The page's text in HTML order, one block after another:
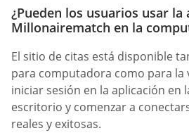
¿Pueden los usuarios usar la
Millonairematch en la
El sitio de citas está disponible
para computadora como para la
iniciar sesión en la aplicación en
escritorio y comenzar a
reales y exitosas.